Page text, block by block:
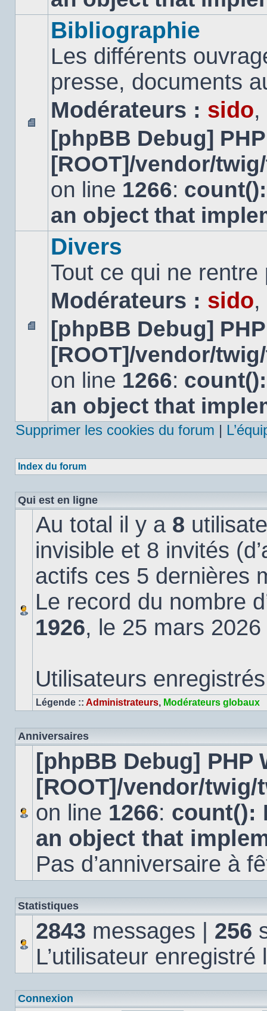
Aucun
message
non
Bibliographie
Les différents
presse, documents
Modérateurs : sido,
[phpBB Debug]
[ROOT]/vendor/
on line 1266:
an object that
Aucun
message
non
Divers
Tout ce qui ne
Modérateurs : sido,
[phpBB Debug]
[ROOT]/vendor/
on line 1266:
an object that
Supprimer les cookies du forum |
Index du forum
Qui est en ligne
Au total il y a 8
invisible et 8 invités
actifs ces 5 dernières
Le record du nombre
1926, le 25 mars 2026
Utilisateurs
Légende :: Administrateurs, Modérateurs globaux
Anniversaires
[phpBB Debug] PHP
[ROOT]/vendor/
on line 1266: count():
an object that
Pas d’anniversaire à
Statistiques
2843 messages | 256
L’utilisateur
Connexion